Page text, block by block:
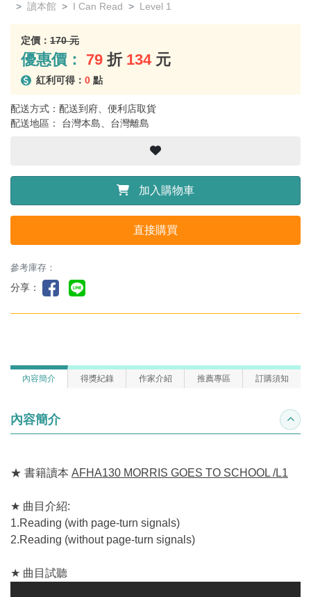
讀本館
I Can Read Level 1
定價： 170 元
優惠價： 79 折 134 元
紅利可得： 0 點
配送方式：配送到府、便利店取貨
配送地區： 台灣本島、台灣離島
加入購物車
直接購買
參考庫存：
分享：
內容簡介 得獎紀錄 作家介紹 推薦專區 訂購須知
內容簡介 收合
★ 書籍讀本 AFHA130 MORRIS GOES TO SCHOOL /L1
★ 曲目介紹:
1.Reading (with page-turn signals)
2.Reading (without page-turn signals)
★ 曲目試聽